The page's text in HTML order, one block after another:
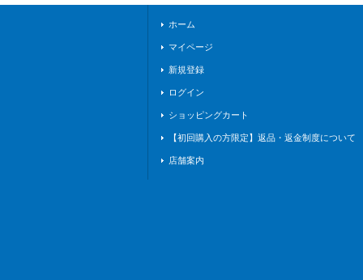
ホーム
マイページ
新規登録
ログイン
ショッピングカート
【初回購入の方限定】返品・返金制度について
店舗案内